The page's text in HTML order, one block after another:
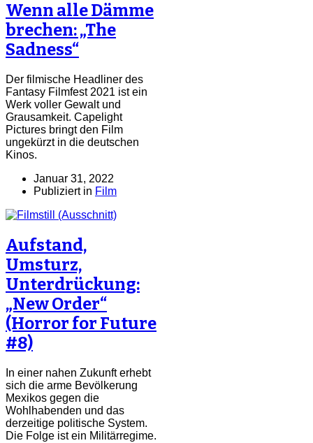
Wenn alle Dämme
brechen: „The
Sadness“
Der filmische Headliner des
Fantasy Filmfest 2021 ist ein
Werk voller Gewalt und
Grausamkeit. Capelight
Pictures bringt den Film
ungekürzt in die deutschen
Kinos.
Januar 31, 2022
Publiziert in Film
Aufstand,
Umsturz,
Unterdrückung:
„New Order“
(Horror for Future
#8)
In einer nahen Zukunft erhebt
sich die arme Bevölkerung
Mexikos gegen die
Wohlhabenden und das
derzeitige politische System.
Die Folge ist ein Militärregime.